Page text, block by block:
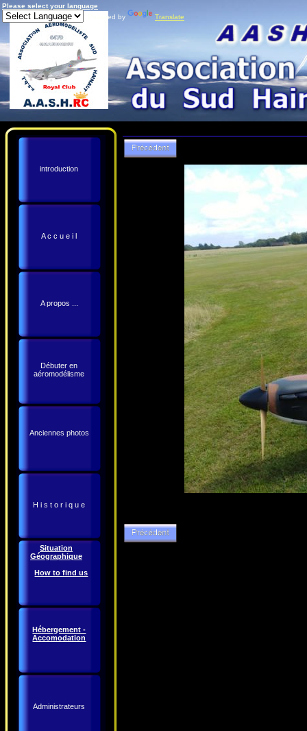
Please select your language
Powered by
Translate
introduction
A c c u e i l
A propos ...
Débuter en
aéromodélisme
Anciennes photos
H i s t o r i q u e
Situation
Géographique
How to find us
Hébergement -
Accomodation
Administrateurs